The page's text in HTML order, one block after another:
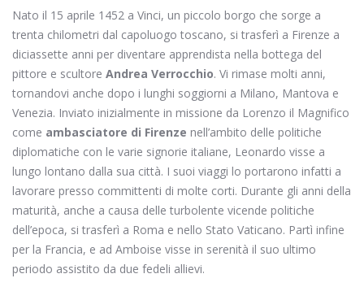
Nato il 15 aprile 1452 a Vinci, un piccolo borgo che sorge a
trenta chilometri dal capoluogo toscano, si trasferì a Firenze a
diciassette anni per diventare apprendista nella bottega del
pittore e scultore Andrea Verrocchio. Vi rimase molti anni,
tornandovi anche dopo i lunghi soggiorni a Milano, Mantova e
Venezia. Inviato inizialmente in missione da Lorenzo il Magnifico
come ambasciatore di Firenze nell’ambito delle politiche
diplomatiche con le varie signorie italiane, Leonardo visse a
lungo lontano dalla sua città. I suoi viaggi lo portarono infatti a
lavorare presso committenti di molte corti. Durante gli anni della
maturità, anche a causa delle turbolente vicende politiche
dell’epoca, si trasferì a Roma e nello Stato Vaticano. Partì infine
per la Francia, e ad Amboise visse in serenità il suo ultimo
periodo assistito da due fedeli allievi.